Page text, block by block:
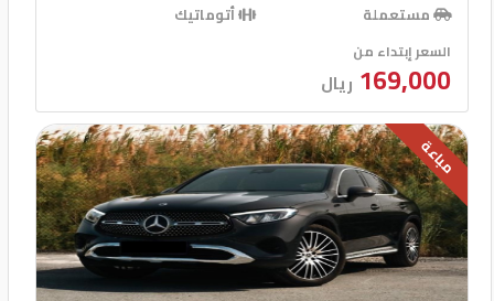
مستعملة
أتوماتيك
السعر إبتداء من
169,000 ريال
مباعة